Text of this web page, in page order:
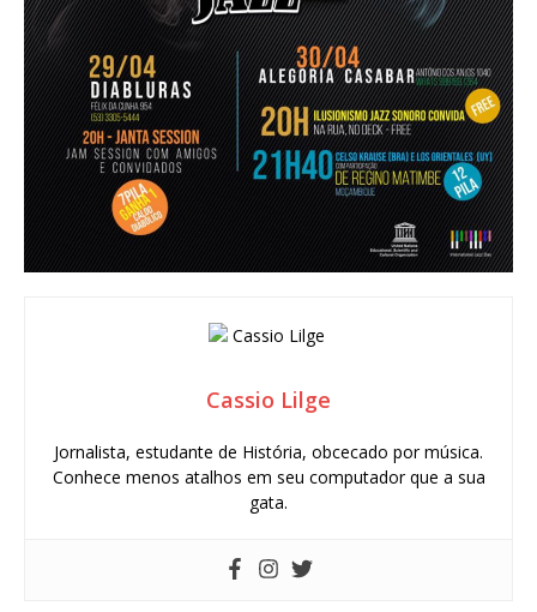
Cassio Lilge
Jornalista, estudante de História, obcecado por música.
Conhece menos atalhos em seu computador que a sua
gata.